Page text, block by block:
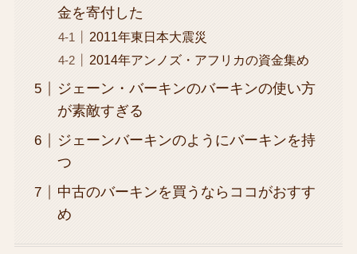
金を寄付した
2011年東日本大震災
2014年アンノズ・アフリカの資金集め
ジェーン・バーキンのバーキンの使い方
が素敵すぎる
ジェーンバーキンのようにバーキンを持
つ
中古のバーキンを買うならココがおすす
め